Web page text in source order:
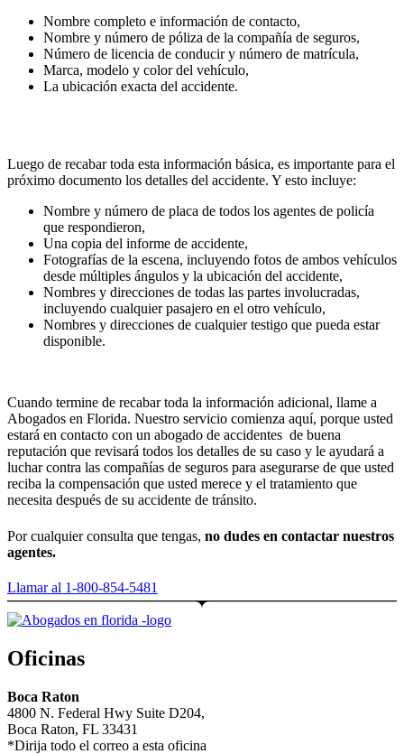
Nombre completo e información de contacto,
Nombre y número de póliza de la compañía de seguros,
Número de licencia de conducir y número de matrícula,
Marca, modelo y color del vehículo,
La ubicación exacta del accidente.
Luego de recabar toda esta información básica, es importante para el
próximo documento los detalles del accidente. Y esto incluye:
Nombre y número de placa de todos los agentes de policía
que respondieron,
Una copia del informe de accidente,
Fotografías de la escena, incluyendo fotos de ambos vehículos
desde múltiples ángulos y la ubicación del accidente,
Nombres y direcciones de todas las partes involucradas,
incluyendo cualquier pasajero en el otro vehículo,
Nombres y direcciones de cualquier testigo que pueda estar
disponible.
Cuando termine de recabar toda la información adicional, llame a
Abogados en Florida. Nuestro servicio comienza aquí, porque usted
estará en contacto con un abogado de accidentes de buena
reputación que revisará todos los detalles de su caso y le ayudará a
luchar contra las compañías de seguros para asegurarse de que usted
reciba la compensación que usted merece y el tratamiento que
necesita después de su accidente de tránsito.
Por cualquier consulta que tengas, no dudes en contactar nuestros
agentes.
Llamar al 1-800-854-5481
Oficinas
Boca Raton
4800 N. Federal Hwy Suite D204,
Boca Raton, FL 33431
*Dirija todo el correo a esta oficina